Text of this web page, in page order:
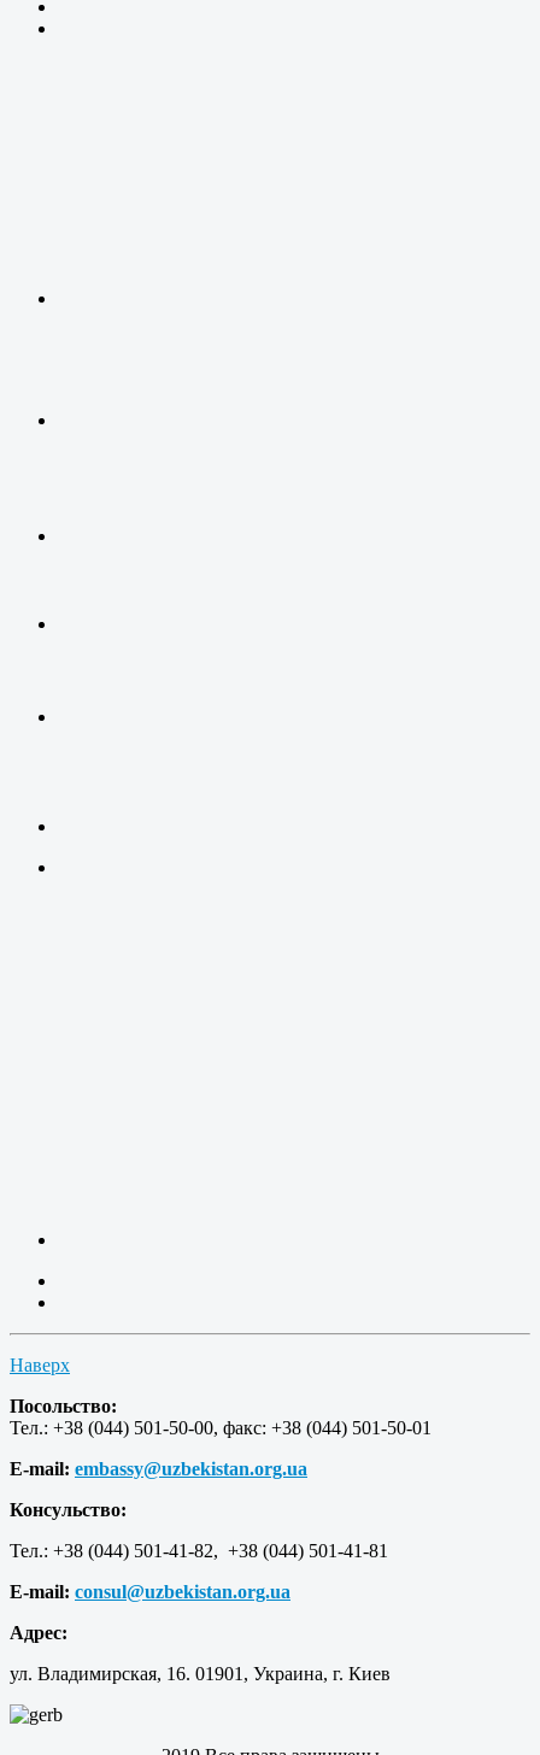
Наверх
Посольство:
Тел.: +38 (044) 501-50-00, факс: +38 (044) 501-50-01
E-mail: embassy@uzbekistan.org.ua
Консульство:
Тел.: +38 (044) 501-41-82, +38 (044) 501-41-81
E-mail: consul@uzbekistan.org.ua
Адрес:
ул. Владимирская, 16. 01901, Украина, г. Киев